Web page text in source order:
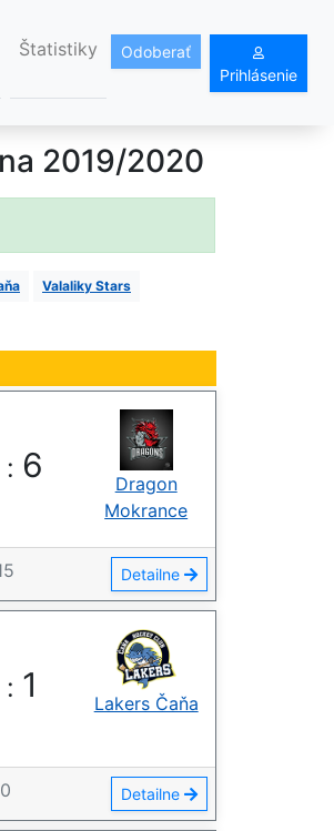
Štatistiky
Odoberať
Prihlásenie
2019/2020
Valaliky Stars
: 6
Dragon
Mokrance
Detailne
: 1 Lakers Čaňa
Detailne